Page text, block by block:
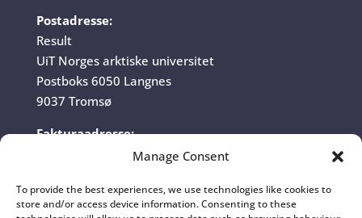
Manage Consent
To provide the best experiences, we use technologies like cookies to
store and/or access device information. Consenting to these
Postadresse:
Result
UiT Norges arktiske universitet
Postboks 6050 Langnes
9037 Tromsø
Fakturaadresse:
UiT Norges arktiske universitet
Postboks 6050 Langnes
9037 Tromsø